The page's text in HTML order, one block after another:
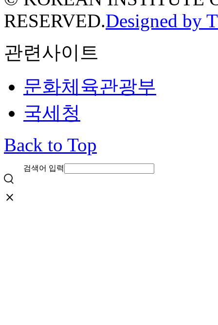
RESERVED.Designed by
관련사이트
문화체육관광부
국세청
Back to Top
검색어 입력
close